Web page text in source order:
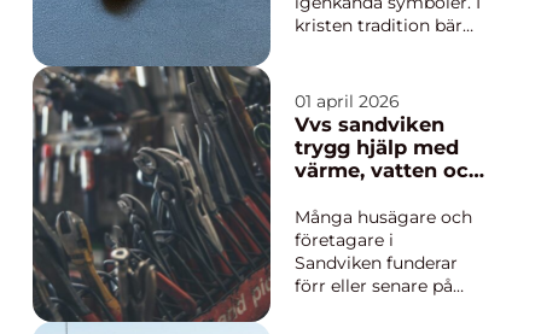
faktiskt lever...
kristen tradition bär
om hopp. I hem,
kyrkor och som
smycken följer korset
människor genom
livets olika skeden
från dop och
konfirmation till sorg
och trös...
01 april 2026
Vvs sandviken
trygg hjälp med
värme, vatten och
Många husägare och
företagare i
Sandviken funderar
förr eller senare på